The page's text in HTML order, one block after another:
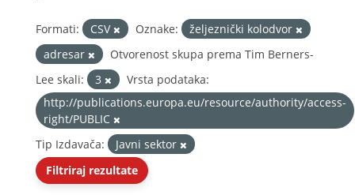
Formati: CSV Oznake:
željeznički kolodvor
adresar
Otvorenost skupa prema Tim Berners-
Lee skali:
3
Vrsta podataka:
http://publications.europa.eu/resource/authority/access-
right/PUBLIC
Tip Izdavača:
Javni sektor
Filtriraj rezultate